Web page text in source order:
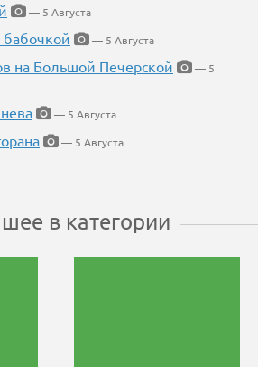
— 5 Августа
бабочкой
— 5 Августа
на Большой Печерской
— 5
— 5 Августа
— 5 Августа
в категории